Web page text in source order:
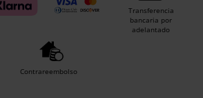
Transferencia
bancaria por
adelantado
Contrareembolso